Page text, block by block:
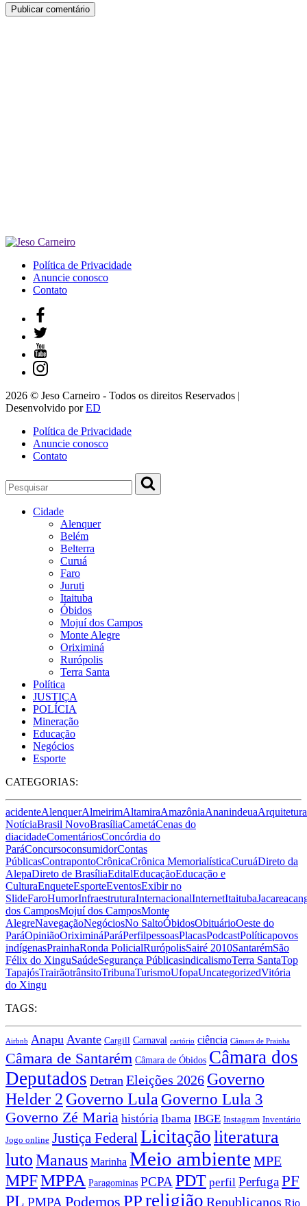
Política de Privacidade
Anuncie conosco
Contato
2026 © Jeso Carneiro - Todos os direitos Reservados |
Desenvolvido porED
Política de Privacidade
Anuncie conosco
Contato
Cidade
Alenquer
Belém
Belterra
Curuá
Faro
Juruti
Itaituba
Óbidos
Mojuí dos Campos
Monte Alegre
Oriximiná
Rurópolis
Terra Santa
Política
JUSTIÇA
POLÍCIA
Mineração
Educação
Negócios
Esporte
CATEGORIAS:
acidenteAlenquerAlmeirimAltamiraAmazôniaAnanindeuaArquitetura
NotíciaBrasil NovoBrasíliaCametáCenas do
diacidadeComentáriosConcórdia do
ParáConcursoconsumidorContas
PúblicasContrapontoCrônicaCrônica MemorialísticaCuruáDireto da
AlepaDireto de BrasíliaEditalEducaçãoEducação e
CulturaEnqueteEsporteEventosExibir no
SlideFaroHumorInfraestruturaInternacionalInternetItaituba
dos CamposMojuí dos CamposMonte
AlegreNavegaçãoNegóciosNo SaltoÓbidosObituárioOeste do
ParáOpiniãoOriximináParáPerfilpessoasPlacasPodcastPolíticapovos
indígenasPrainhaRonda PolicialRurópolisSairé 2010SantarémSão
Félix do XinguSaúdeSegurança PúblicasindicalismoTerra SantaTop
TapajósTrairãotrânsitoTribunaTurismoUfopaUncategorizedVitória
do Xingu
TAGS:
Airbnb Anapu Avante Cargill Carnaval cartório ciência Câmara de Prainha
Câmara de Santarém Câmara de Óbidos Câmara dos
Deputados Detran Eleições 2026 Governo
Helder 2 Governo Lula Governo Lula 3
Governo Zé Maria história Ibama IBGE Instagram Inventário
Jogo online Justiça FederalLicitaçãoliteratura
lutoManaus Marinha Meio ambiente MPE
MPFMPPA Paragominas PCPA PDT perfil PerfugaPF
PL PMPA Podemos PPreligião Republicanos Rio